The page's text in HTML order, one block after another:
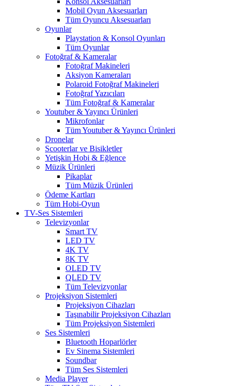
Mobil Oyun Aksesuarları
Tüm Oyuncu Aksesuarları
Oyunlar
Playstation & Konsol Oyunları
Tüm Oyunlar
Fotoğraf & Kameralar
Fotoğraf Makineleri
Aksiyon Kameraları
Polaroid Fotoğraf Makineleri
Fotoğraf Yazıcıları
Tüm Fotoğraf & Kameralar
Youtuber & Yayıncı Ürünleri
Mikrofonlar
Tüm Youtuber & Yayıncı Ürünleri
Dronelar
Scooterlar ve Bisikletler
Yetişkin Hobi & Eğlence
Müzik Ürünleri
Pikaplar
Tüm Müzik Ürünleri
Ödeme Kartları
Tüm Hobi-Oyun
TV-Ses Sistemleri
Televizyonlar
Smart TV
LED TV
4K TV
8K TV
OLED TV
QLED TV
Tüm Televizyonlar
Projeksiyon Sistemleri
Projeksiyon Cihazları
Taşınabilir Projeksiyon Cihazları
Tüm Projeksiyon Sistemleri
Ses Sistemleri
Bluetooth Hoparlörler
Ev Sinema Sistemleri
Soundbar
Tüm Ses Sistemleri
Media Player